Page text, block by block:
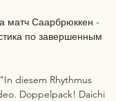
матч Саарбрюккен -
по завершенным
diesem Rhythmus
Doppelpack! Daichi